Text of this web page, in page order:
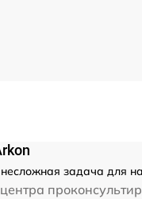
задача для